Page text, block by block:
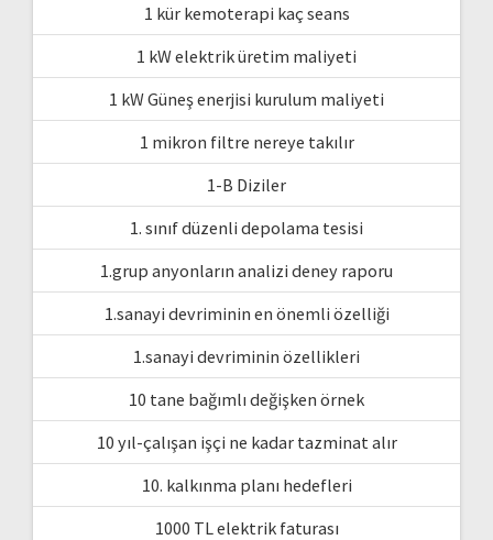
1 kür kemoterapi kaç seans
1 kW elektrik üretim maliyeti
1 kW Güneş enerjisi kurulum maliyeti
1 mikron filtre nereye takılır
1-B Diziler
1. sınıf düzenli depolama tesisi
1.grup anyonların analizi deney raporu
1.sanayi devriminin en önemli özelliği
1.sanayi devriminin özellikleri
10 tane bağımlı değişken örnek
10 yıl-çalışan işçi ne kadar tazminat alır
10. kalkınma planı hedefleri
1000 TL elektrik faturası